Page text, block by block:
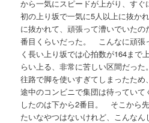
から一気にスピードが上がり、す
初の上り坂で一気に5人以上に抜か
に抜かれて、頑張って漕いでいた
番目くらいだった。 こんなに頑
く長い上り坂では心拍数が164まで
らい上る、非常に苦しい区間だった。
往路で脚を使いすぎてしまったた
途中のコンビニで集団は待ってい
したのは下から2番目。 そこから
たいなやつはないけれど、こんな